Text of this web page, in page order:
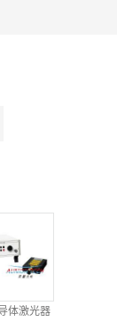
体激光器